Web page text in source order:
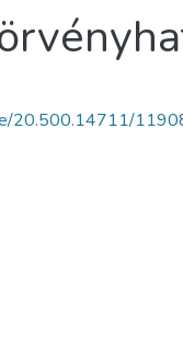
20.500.14711/